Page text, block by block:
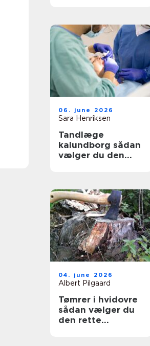
06. june 2026
Sara Henriksen
Tandlæge
kalundborg sådan
vælger du den
04. june 2026
Albert Pilgaard
Tømrer i hvidovre
sådan vælger du
den rette